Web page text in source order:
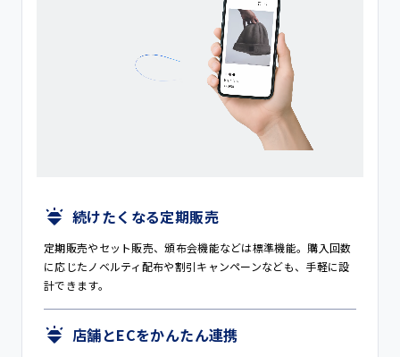
定期販売やセット販売、頒布会機能などは標準機能。購入回数
に応じたノベルティ配布や割引キャンペーンなども、手軽に設
計できます。
店舗とECをかんたん連携
顧客管理やポイント連携、販促メール配信までOMO施策に必要